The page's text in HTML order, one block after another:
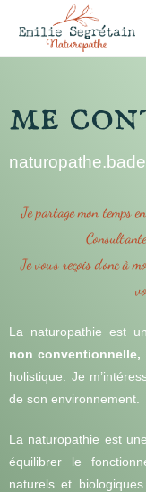
me
Je partage mon temps
Je vous reçois donc à
La naturopathie est
non conventionnelle,
holistique. Je
de son environnement.
La naturopathie est
équilibrer le
naturels et